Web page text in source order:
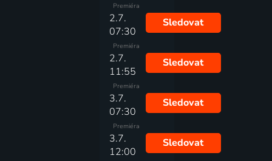
Premiéra
2.7.
07:30
Premiéra
Sledovat
2.7.
11:55
Premiéra
Sledovat
3.7.
07:30
Premiéra
Sledovat
3.7.
12:00
Sledovat